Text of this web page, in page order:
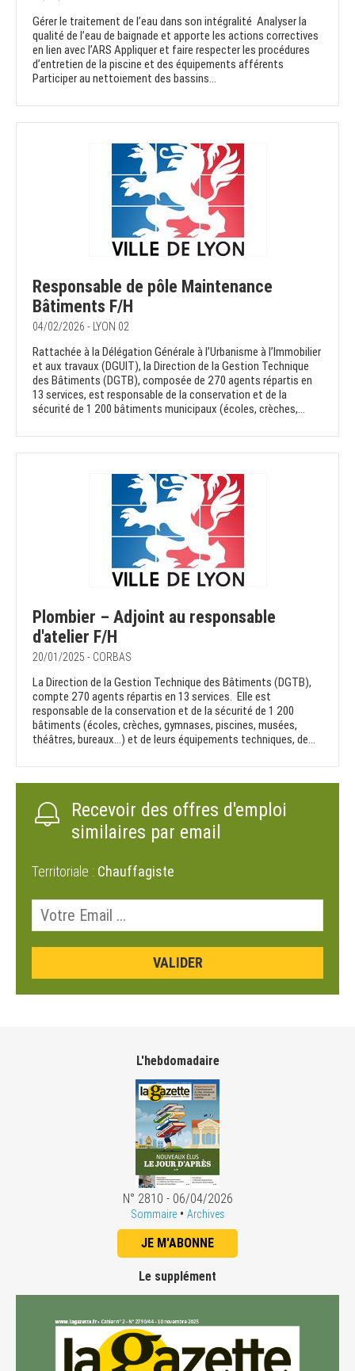
Gérer le traitement de l’eau dans son intégralité Analyser la
qualité de l’eau de baignade et apporte les actions correctives
en lien avec l’ARS Appliquer et faire respecter les procédures
d’entretien de la piscine et des équipements afférents
Participer au nettoiement des bassins...
Responsable de pôle Maintenance
Bâtiments F/H
04/02/2026 - LYON 02
Rattachée à la Délégation Générale à l’Urbanisme à l’Immobilier
et aux travaux (DGUIT), la Direction de la Gestion Technique
des Bâtiments (DGTB), composée de 270 agents répartis en
13 services, est responsable de la conservation et de la
sécurité de 1 200 bâtiments municipaux (écoles, crèches,...
Plombier – Adjoint au responsable
d'atelier F/H
20/01/2025 - CORBAS
La Direction de la Gestion Technique des Bâtiments (DGTB),
compte 270 agents répartis en 13 services. Elle est
responsable de la conservation et de la sécurité de 1 200
bâtiments (écoles, crèches, gymnases, piscines, musées,
théâtres, bureaux…) et de leurs équipements techniques, de...
Recevoir des offres d'emploi
similaires par email
Territoriale : Chauffagiste
L'hebdomadaire
N° 2810 - 06/04/2026
Sommaire • Archives
JE M'ABONNE
Le supplément